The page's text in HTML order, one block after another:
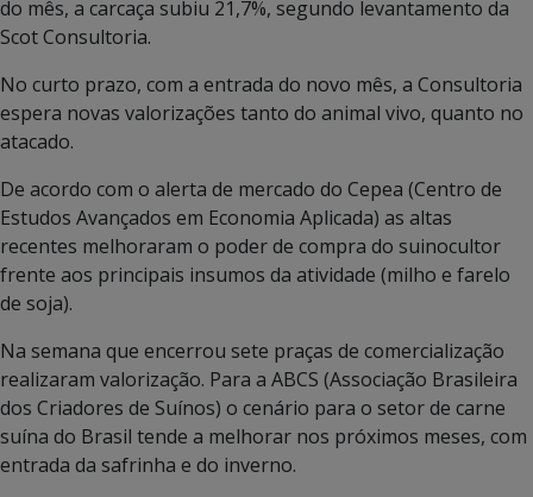
do mês, a carcaça subiu 21,7%, segundo levantamento da
Scot Consultoria.
No curto prazo, com a entrada do novo mês, a Consultoria
espera novas valorizações tanto do animal vivo, quanto no
atacado.
De acordo com o alerta de mercado do Cepea (Centro de
Estudos Avançados em Economia Aplicada) as altas
recentes melhoraram o poder de compra do suinocultor
frente aos principais insumos da atividade (milho e farelo
de soja).
Na semana que encerrou sete praças de comercialização
realizaram valorização. Para a ABCS (Associação Brasileira
dos Criadores de Suínos) o cenário para o setor de carne
suína do Brasil tende a melhorar nos próximos meses, com
entrada da safrinha e do inverno.